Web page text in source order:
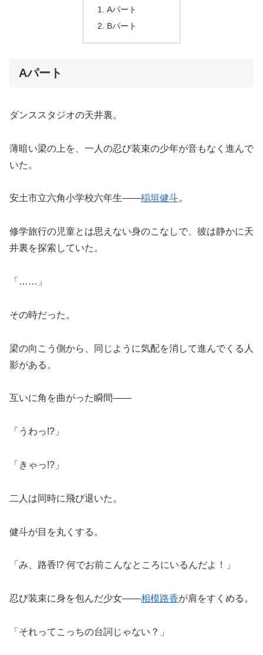
Aパート
Bパート
Aパート
ダンススタジオの天井裏。
薄暗い梁の上を、一人の忍び装束の少年が音もなく進んで
いた。
安土市立六角小学校六年生――稲垣健斗。
修学旅行の児童とは思えない身のこなしで、彼は静かに天
井裏を探索していた。
「……」
その時だった。
梁の向こう側から、同じように気配を消して進んでくる人
影がある。
互いに角を曲がった瞬間――
「うわっ!?」
「きゃっ!?」
二人は同時に飛び退いた。
健斗が目を丸くする。
「み、路香!? 何でお前こんなところにいるんだよ！」
忍び装束に身を包んだ少女――相模路香が肩をすくめる。
「それってこっちの台詞じゃない？」